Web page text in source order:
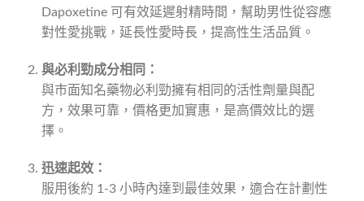
Dapoxetine 可有效延遲射精時間，幫助男性從容應
對性愛挑戰，延長性愛時長，提高性生活品質。
與必利勁成分相同：
與市面知名藥物必利勁擁有相同的活性劑量與配
方，效果可靠，價格更加實惠，是高價效比的選
擇。
迅速起效：
服用後約 1-3 小時內達到最佳效果，適合在計劃性